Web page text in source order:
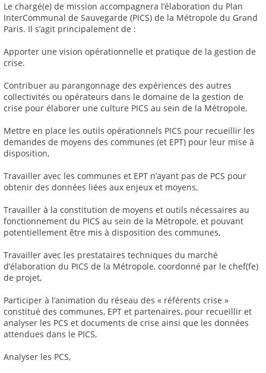
Le chargé(e) de mission accompagnera l’élaboration du Plan
InterCommunal de Sauvegarde (PICS) de la Métropole du Grand
Paris. Il s’agit principalement de :
Apporter une vision opérationnelle et pratique de la gestion de
crise.
Contribuer au parangonnage des expériences des autres
collectivités ou opérateurs dans le domaine de la gestion de
crise pour élaborer une culture PICS au sein de la Métropole,
Mettre en place les outils opérationnels PICS pour recueillir les
demandes de moyens des communes (et EPT) pour leur mise à
disposition,
Travailler avec les communes et EPT n’ayant pas de PCS pour
obtenir des données liées aux enjeux et moyens,
Travailler à la constitution de moyens et outils nécessaires au
fonctionnement du PICS au sein de la Métropole, et pouvant
potentiellement être mis à disposition des communes,
Travailler avec les prestataires techniques du marché
d’élaboration du PICS de la Métropole, coordonné par le chef(fe)
de projet,
Participer à l’animation du réseau des « référents crise »
constitué des communes, EPT et partenaires, pour recueillir et
analyser les PCS et documents de crise ainsi que les données
attendues dans le PICS,
Analyser les PCS,